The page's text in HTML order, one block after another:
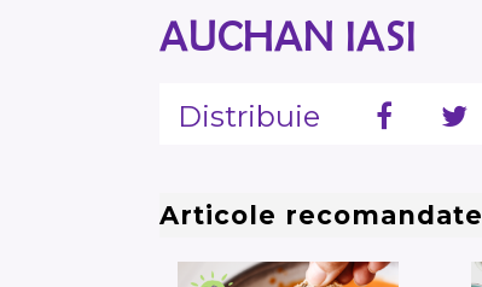
AUCHAN IASI
Distribuie
Articole recomandate